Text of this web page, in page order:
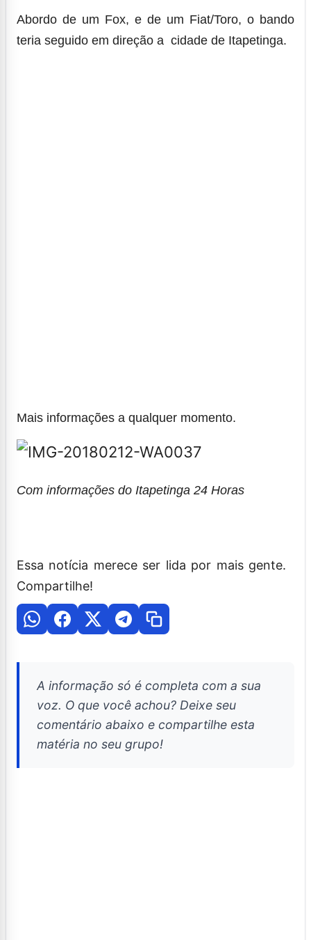
Abordo de um Fox, e de um Fiat/Toro, o bando
teria seguido em direção a cidade de Itapetinga.
Mais informações a qualquer momento.
Com informações do Itapetinga 24 Horas
Essa notícia merece ser lida por mais gente.
Compartilhe!
A informação só é completa com a sua
voz. O que você achou? Deixe seu
comentário abaixo e compartilhe esta
matéria no seu grupo!